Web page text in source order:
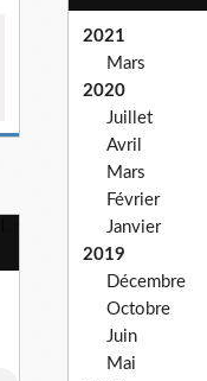
2021
Mars
2020
Juillet
Avril
Mars
Février
Janvier
2019
Décembre
Octobre
Juin
Mai